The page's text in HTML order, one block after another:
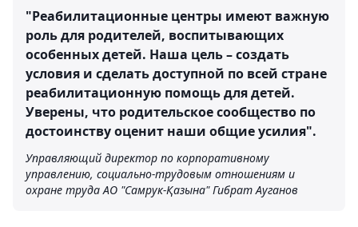
"Реабилитационные центры имеют важную
роль для родителей, воспитывающих
особенных детей. Наша цель – создать
условия и сделать доступной по всей стране
реабилитационную помощь для детей.
Уверены, что родительское сообщество по
достоинству оценит наши общие усилия".
Управляющий директор по корпоративному
управлению, социально-трудовым отношениям и
охране труда АО "Самрук-Қазына" Гибрат Ауганов